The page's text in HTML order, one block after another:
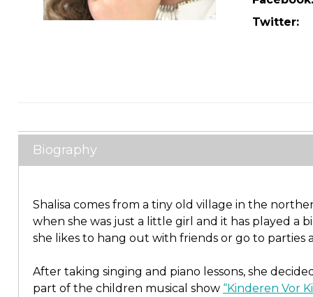
Twitter:
Biography
Shalisa comes from a tiny old village in the
when she was just a little girl and it has played a
she likes to hang out with friends or go to parties
After taking singing and piano lessons, she
part of the children musical show “Kinderen Vor